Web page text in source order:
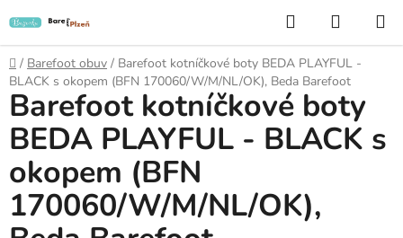
na
obsah
Hledat
KOŠÍK
Domů
/ Barefoot obuv / Barefoot kotníčkové boty BEDA PLAYFUL -
BLACK s okopem (BFN 170060/W/M/NL/OK), Beda Barefoot
Barefoot kotníčkové boty
BEDA PLAYFUL - BLACK s
okopem (BFN
170060/W/M/NL/OK),